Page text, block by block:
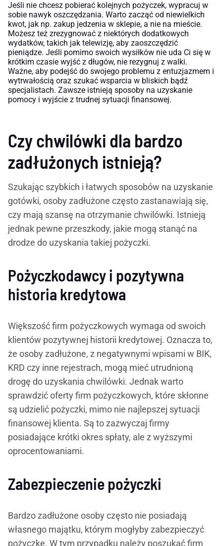
Jeśli nie chcesz pobierać kolejnych pożyczek, wypracuj w
sobie nawyk oszczędzania. Warto zacząć od niewielkich
kwot, jak np. zakup jedzenia w sklepie, a nie na mieście.
Możesz też zrezygnować z niektórych dodatkowych
wydatków, takich jak telewizję, aby zaoszczędzić
pieniądze. Jeśli pomimo swoich wysiłków nie uda Ci się w
krótkim czasie wyjść z długów, nie rezygnuj z walki.
Ważne, aby podejść do swojego problemu z entuzjazmem i
wytrwałością oraz szukać wsparcia w bliskich bądź
specjalistach. Zawsze istnieją sposoby na uzyskanie
pomocy i wyjście z trudnej sytuacji finansowej.
Czy chwilówki dla bardzo
zadłużonych istnieją?
Szukając szybkich i łatwych sposobów na uzyskanie
gotówki, osoby zadłużone często zastanawiają się,
czy mają szansę na otrzymanie chwilówki. Istnieją
jednak pewne przeszkody, jakie mogą stanąć na
drodze do uzyskania takiej pożyczki.
Pożyczkodawcy i pozytywna
historia kredytowa
Większość firm pożyczkowych wymaga od swoich
klientów pozytywnej historii kredytowej. Oznacza to,
że osoby zadłużone, z negatywnymi wpisami w BIK,
KRD czy inne rejestrach, mogą mieć utrudnioną
drogę do uzyskania chwilówki. Jednak warto
sprawdzić oferty firm pożyczkowych, które skłonne
są udzielić pożyczki, mimo nie najlepszej sytuacji
finansowej klienta. Są to zazwyczaj firmy
posiadające krótki okres spłaty, ale z wyższymi
oprocentowaniami.
Zabezpieczenie pożyczki
Bardzo zadłużone osoby często nie posiadają
własnego majątku, którym mogłyby zabezpieczyć
pożyczkę. W tym przypadku należy poszukać firm